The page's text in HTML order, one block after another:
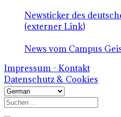
Newsticker des
(externer Link)
News vom Campus
Impressum - Kontakt
Datenschutz & Cookies